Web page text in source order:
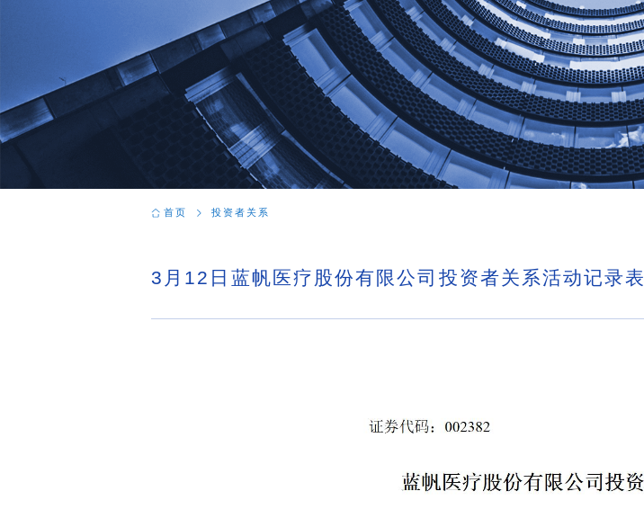
首页 投资者关系
3月12日蓝帆医疗股份有限公司投资者关系活动记录表